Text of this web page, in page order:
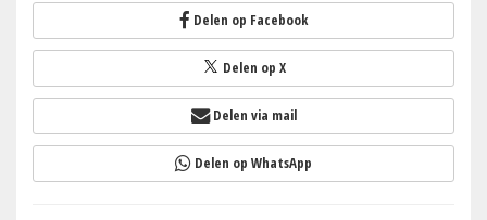
Delen op Facebook
Delen op X
Delen via mail
Delen op WhatsApp